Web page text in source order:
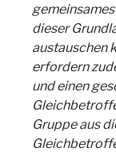
dieser
austauschen
erfordern
und einen
Gruppe aus